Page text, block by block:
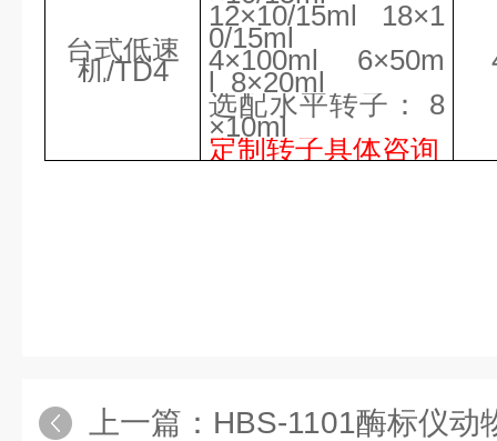
台式低速
机/TD4
12×10/15ml 18×1
0/15ml
4×100ml 6×50m
l 8×20ml
选配水平转子： 8
×10ml
定制转子具体咨询
上一篇： HBS-1101酶标仪动物疫